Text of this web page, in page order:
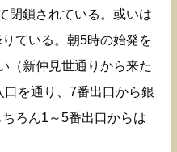
閉鎖されている。或いは
ている。朝5時の始発を
（新仲見世通りから来た
を通り、7番出口から銀
ろん1～5番出口からは